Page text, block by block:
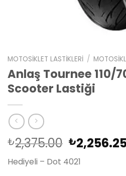
MOTOSIKLET LASTIKLERI /
Anlaş Tournee 110/
Scooter Lastiği
₺2,375.00 Orijinal
fiyat:
₺2,375.00.
₺
Hediyeli – Dot 4021